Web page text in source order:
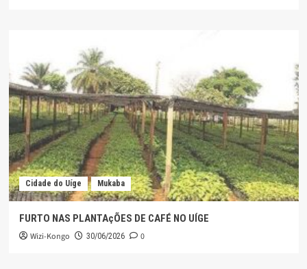
Cidade do Uíge Mukaba
FURTO NAS PLANTAçÕES DE CAFÉ NO UÍGE
Wizi-Kongo 30/06/2026 0